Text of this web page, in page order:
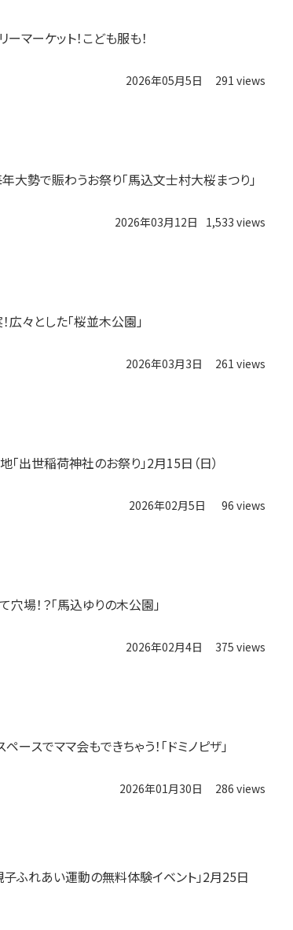
マーケット！こども服も！
2026年05月5日 291 views
年大勢で賑わうお祭り「馬込文士村大桜まつり」
2026年03月12日 1,533 views
広々とした「桜並木公園」
2026年03月3日 261 views
「出世稲荷神社のお祭り」2月15日（日）
2026年02月5日 96 views
穴場！？「馬込ゆりの木公園」
2026年02月4日 375 views
ペースでママ会もできちゃう！「ドミノピザ」
2026年01月30日 286 views
子ふれあい運動の無料体験イベント」2月25日